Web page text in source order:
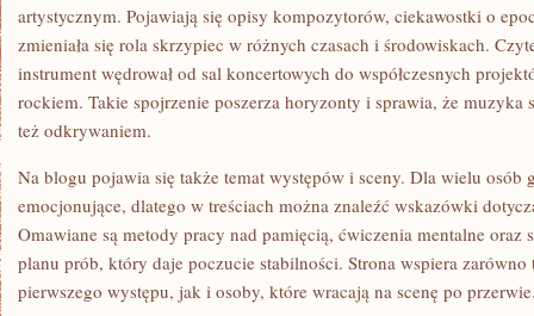
artystycznym. Pojawiają się opisy kompozytorów, ciekawostki o
zmieniała się rola skrzypiec w różnych czasach i środowiskach.
instrument wędrował od sal koncertowych do współczesnych
rockiem. Takie spojrzenie poszerza horyzonty i sprawia, że muzyka
też odkrywaniem.
Na blogu pojawia się także temat występów i sceny. Dla wielu osób
emocjonujące, dlatego w treściach można znaleźć wskazówki
Omawiane są metody pracy nad pamięcią, ćwiczenia mentalne oraz
planu prób, który daje poczucie stabilności. Strona wspiera
pierwszego występu, jak i osoby, które wracają na scenę po